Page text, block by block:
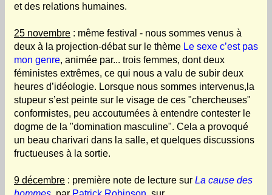
et des relations humaines.
25 novembre : même festival - nous sommes venus à
deux à la projection-débat sur le thème Le sexe c’est pas
mon genre, animée par... trois femmes, dont deux
féministes extrêmes, ce qui nous a valu de subir deux
heures d’idéologie. Lorsque nous sommes intervenus,la
stupeur s’est peinte sur le visage de ces "chercheuses"
conformistes, peu accoutumées à entendre contester le
dogme de la "domination masculine". Cela a provoqué
un beau charivari dans la salle, et quelques discussions
fructueuses à la sortie.
9 décembre : première note de lecture sur La cause des